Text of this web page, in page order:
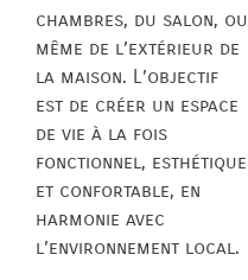
chambres, du salon, ou
même de l’extérieur de
la maison. L’objectif
est de créer un espace
de vie à la fois
fonctionnel, esthétique
et confortable, en
harmonie avec
l’environnement local.